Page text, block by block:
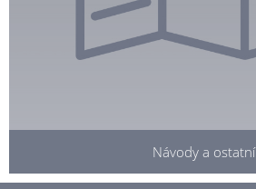
Návody a ostatní